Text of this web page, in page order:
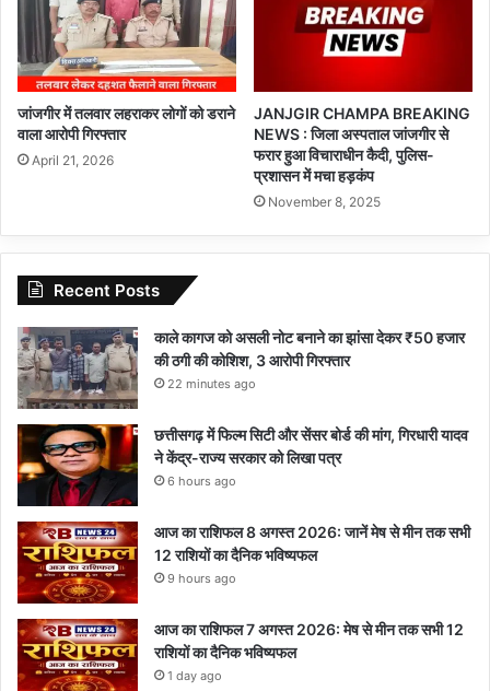
जांजगीर में तलवार लहराकर लोगों को डराने
वाला आरोपी गिरफ्तार
April 21, 2026
JANJGIR CHAMPA BREAKING
NEWS : जिला अस्पताल जांजगीर से
फरार हुआ विचाराधीन कैदी, पुलिस-
प्रशासन में मचा हड़कंप
November 8, 2025
Recent Posts
काले कागज को असली नोट बनाने का झांसा देकर ₹50 हजार
की ठगी की कोशिश, 3 आरोपी गिरफ्तार
22 minutes ago
छत्तीसगढ़ में फिल्म सिटी और सेंसर बोर्ड की मांग, गिरधारी यादव
ने केंद्र-राज्य सरकार को लिखा पत्र
6 hours ago
आज का राशिफल 8 अगस्त 2026: जानें मेष से मीन तक सभी
12 राशियों का दैनिक भविष्यफल
9 hours ago
आज का राशिफल 7 अगस्त 2026: मेष से मीन तक सभी 12
राशियों का दैनिक भविष्यफल
1 day ago